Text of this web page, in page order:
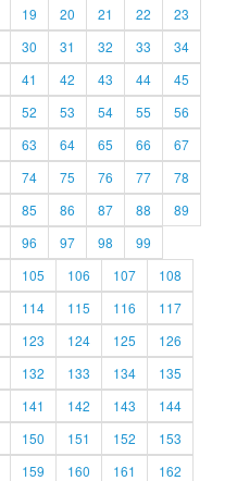
19 20 21 22
23
30 31 32 33
34
41 42 43 44
45
52 53 54 55
56
63 64 65 66
67
74 75 76 77
78
85 86 87 88
89
96 97 98
99
105 106 107
108
114 115 116
117
123 124 125
126
132 133 134
135
141 142 143
144
150 151 152
153
159 160 161
162